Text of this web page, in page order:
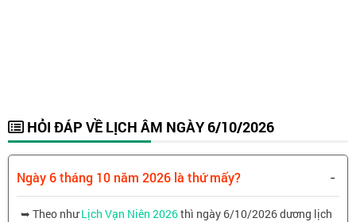
HỎI ĐÁP VỀ LỊCH ÂM NGÀY 6/10/2026
Ngày 6 tháng 10 năm 2026 là thứ mấy? -
➥ Theo nhưLịch Vạn Niên 2026thì ngày 6/10/2026 dương lịch